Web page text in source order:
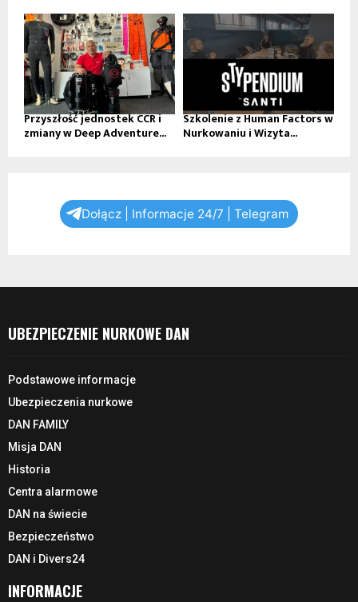
Przyszłość jednostek CCR i
zmiany w Deep Adventure...
Szkolenie z Human Factors w
Nurkowaniu i Wizyta...
Dołącz | Informacje 24/7 | Telegram
UBEZPIECZENIE NURKOWE DAN
Podstawowe informacje
Ubezpieczenia nurkowe
DAN FAMILY
Misja DAN
Historia
Centra alarmowe
DAN na świecie
Bezpieczeństwo
DAN i Divers24
INFORMACJE